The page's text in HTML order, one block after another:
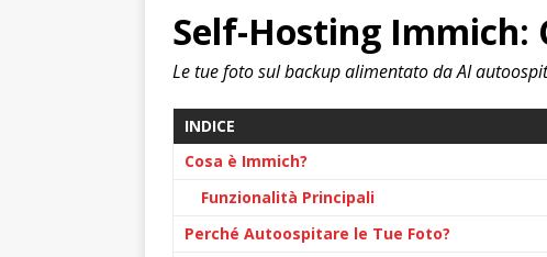
Self-Hosting
Le tue foto sul backup alimentato da AI
INDICE
Cosa è Immich?
Funzionalità Principali
Perché Autoospitare le Tue Foto?